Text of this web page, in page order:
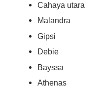
Cahaya utara
Malandra
Gipsi
Debie
Bayssa
Athenas